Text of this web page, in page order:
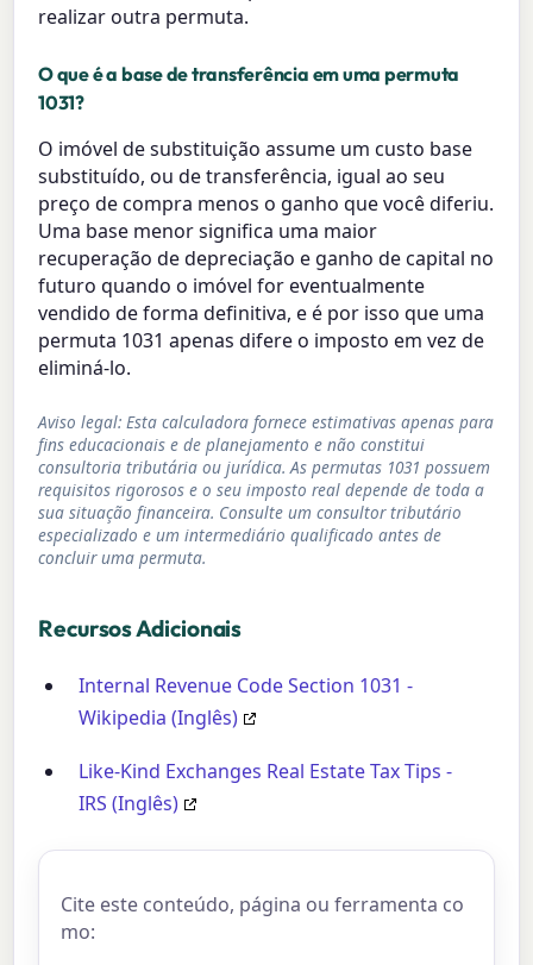
realizar outra permuta.
O que é a base de transferência em uma permuta
1031?
O imóvel de substituição assume um custo base
substituído, ou de transferência, igual ao seu
preço de compra menos o ganho que você diferiu.
Uma base menor significa uma maior
recuperação de depreciação e ganho de capital no
futuro quando o imóvel for eventualmente
vendido de forma definitiva, e é por isso que uma
permuta 1031 apenas difere o imposto em vez de
eliminá-lo.
Aviso legal: Esta calculadora fornece estimativas apenas para
fins educacionais e de planejamento e não constitui
consultoria tributária ou jurídica. As permutas 1031 possuem
requisitos rigorosos e o seu imposto real depende de toda a
sua situação financeira. Consulte um consultor tributário
especializado e um intermediário qualificado antes de
concluir uma permuta.
Recursos Adicionais
Internal Revenue Code Section 1031 -
Wikipedia (Inglês)
Like-Kind Exchanges Real Estate Tax Tips -
IRS (Inglês)
Cite este conteúdo, página ou ferramenta co
mo: